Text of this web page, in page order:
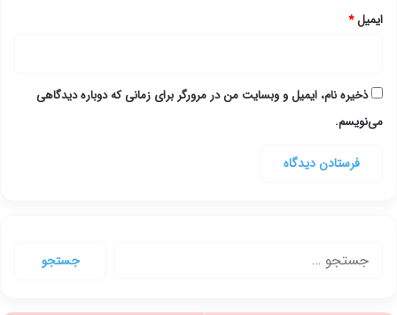
ایمیل*
ذخیره نام، ایمیل و وبسایت من در مرورگر برای زمانی که دوباره دیدگاهی
می‌نویسم.